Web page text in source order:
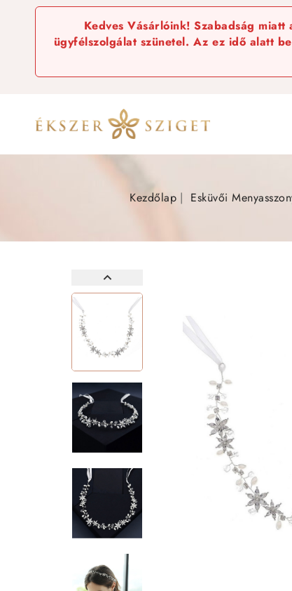
Kedves Vásárlóink! Szabadság
ügyfélszolgálat szünetel. Az ez idő alatt
Kezdőlap Esküvői